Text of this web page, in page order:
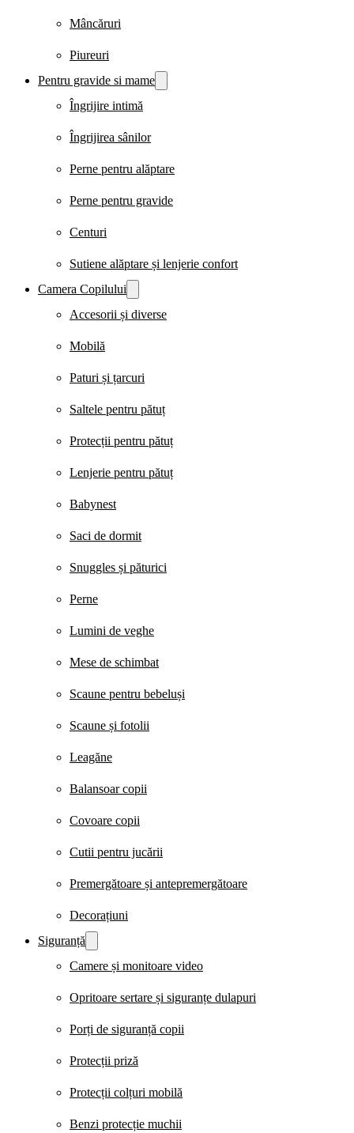
Mâncăruri
Piureuri
Pentru gravide si mame
Îngrijire intimă
Îngrijirea sânilor
Perne pentru alăptare
Perne pentru gravide
Centuri
Sutiene alăptare și lenjerie confort
Camera Copilului
Accesorii și diverse
Mobilă
Paturi și țarcuri
Saltele pentru pătuț
Protecții pentru pătuț
Lenjerie pentru pătuț
Babynest
Saci de dormit
Snuggles și păturici
Perne
Lumini de veghe
Mese de schimbat
Scaune pentru bebeluși
Scaune și fotolii
Leagăne
Balansoar copii
Covoare copii
Cutii pentru jucării
Premergătoare și antepremergătoare
Decorațiuni
Siguranță
Camere și monitoare video
Opritoare sertare și siguranțe dulapuri
Porți de siguranță copii
Protecții priză
Protecții colțuri mobilă
Benzi protecție muchii